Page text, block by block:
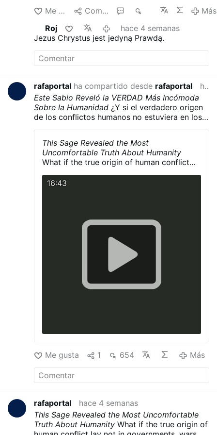
Me gusta Compartir
Más
Roj
hace 4 semanas
Jezus Chrystus jest jedyną Prawdą.
rafaportal ha compartido desde rafaportal
hace 4 semanas
Este Sabio Reveló la VERDAD Más Incómoda
Sobre la Humanidad ¿Y si el verdadero origen
de los conflictos humanos no estuviera en los
del Vasto (San Vito dei Normanni, Puglia, 29 de
septiembre de 1901 - Murcia, España, 5 de
enero de 1981)
This Sage Revealed the Most
Uncomfortable Truth About Humanity
What if the true origin of human conflict
ideologies... but within ourselves?
16:43
Me gusta 1 654 Más
rafaportal
hace 4 semanas
This Sage Revealed the Most Uncomfortable
Truth About Humanity What if the true origin of